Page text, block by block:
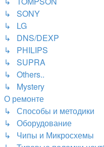
↳ SONY
↳ LG
↳ DNS/DEXP
↳ PHILIPS
↳ SUPRA
↳ Others..
↳ Mystery
О ремонте
↳ Способы и методики
↳ Оборудование
↳ Чипы и Микросхемы